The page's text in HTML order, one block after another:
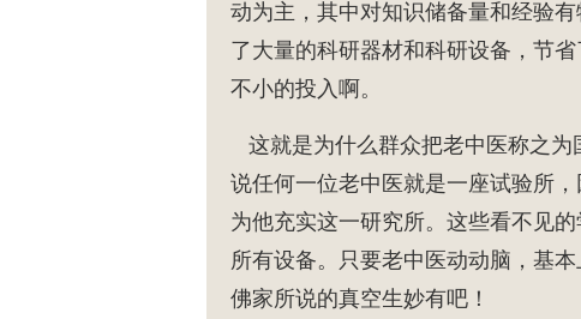
动为主，其中对知识储备量和经验
了大量的科研器材和科研设备，节
不小的投入啊。
这就是为什么群众把老中医称之为
说任何一位老中医就是一座试验所
为他充实这一研究所。这些看不见
所有设备。只要老中医动动脑，基
佛家所说的真空生妙有吧！